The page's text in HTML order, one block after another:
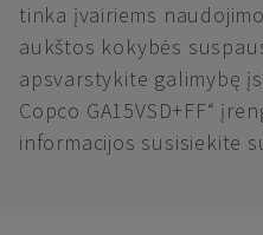
tinka įvairiems
aukštos kokybės
apsvarstykite galimybę
Copco GA15VSD+FF“
informacijos susisiekite